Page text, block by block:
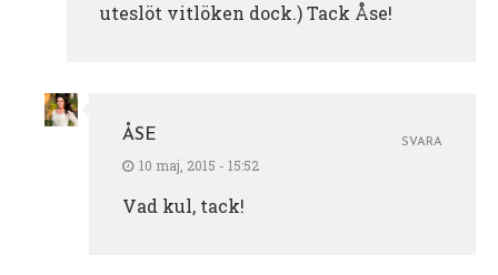
uteslöt vitlöken dock.) Tack Åse!
ÅSE
10 maj, 2015 - 15:52
Vad kul, tack!
SVARA